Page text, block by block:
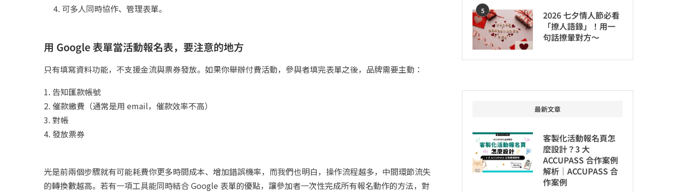
可多人同時協作、管理表單。
用 Google 表單當活動報名表，要注意的地方
只有填寫資料功能，不支援金流與票券發放。如果你舉辦付費活動，參與者填完表單之後，品牌需要主動：
1. 告知匯款帳號
2. 催款繳費（通常是用 email，催款效率不高）
3. 對帳
4. 發放票券
光是前兩個步驟就有可能耗費你更多時間成本、增加錯誤機率，而我們也明白，操作流程越多，中間環節流失
的轉換數越高。若有一項工具能同時結合 Google 表單的優點，讓參加者一次性完成所有報名動作的方法，對
5
2026 七夕情人節必看
「撩人語錄」！用一
句話撩暈對方～
最新文章
客製化活動報名頁怎
麼設計？3 大
ACCUPASS 合作案例
解析｜ACCUPASS 合
作案例